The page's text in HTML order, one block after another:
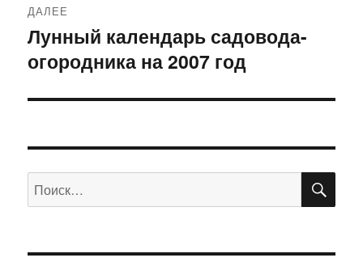
ДАЛЕЕ
Следующая
запись:
Лунный календарь садовода-
огородника на 2007 год
Искать: